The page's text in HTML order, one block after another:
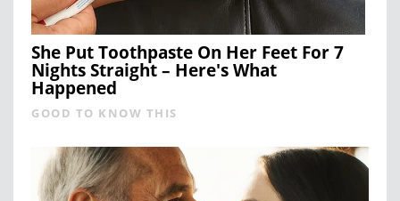
She Put Toothpaste On Her Feet For 7
Nights Straight – Here's What
Happened
GOOD TO KNOW THIS